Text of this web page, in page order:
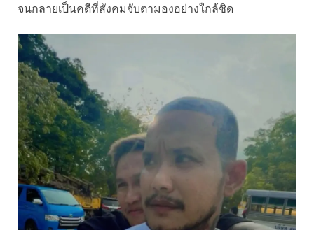
จนกลายเป็นคดีที่สังคมจับตามองอย่างใกล้ชิด